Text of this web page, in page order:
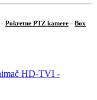
- Pokretne PTZ kamere - Box